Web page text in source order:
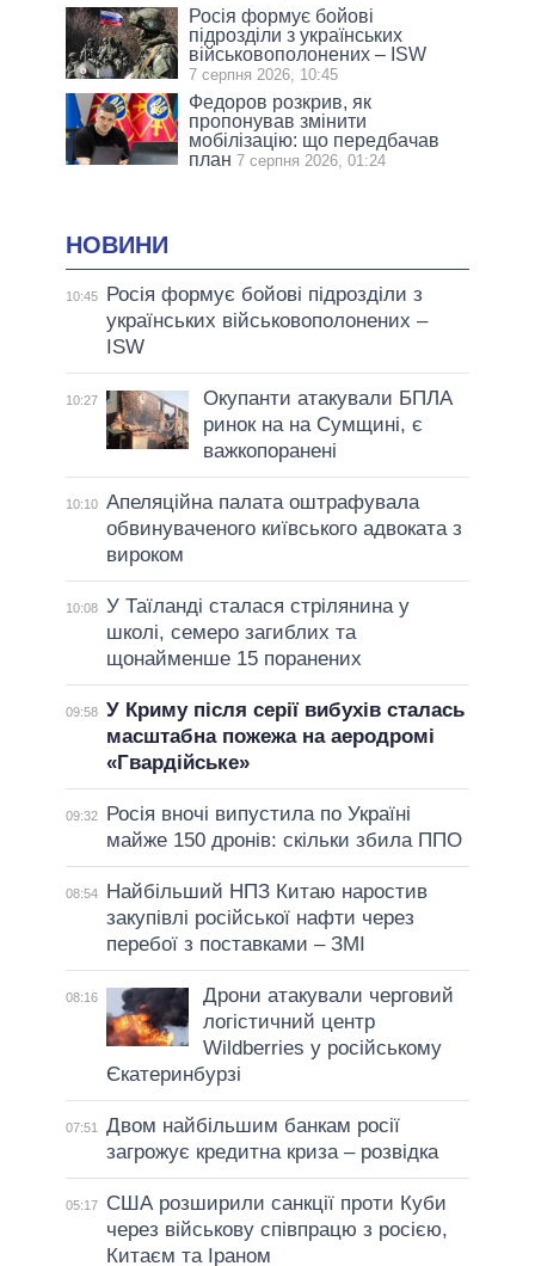
Росія формує бойові
підрозділи з українських
військовополонених – ISW
7 серпня 2026, 10:45
Федоров розкрив, як
пропонував змінити
мобілізацію: що передбачав
план 7 серпня 2026, 01:24
НОВИНИ
10:45
Росія формує бойові підрозділи з
українських військовополонених –
ISW
10:27
Окупанти атакували БПЛА
ринок на на Сумщині, є
важкопоранені
10:10 Апеляційна палата оштрафувала
обвинуваченого київського адвоката з
вироком
10:08 У Таїланді сталася стрілянина у
школі, семеро загиблих та
щонайменше 15 поранених
09:58 У Криму після серії вибухів сталась
масштабна пожежа на аеродромі
«Гвардійське»
09:32
Росія вночі випустила по Україні
майже 150 дронів: скільки збила ППО
08:54
Найбільший НПЗ Китаю наростив
закупівлі російської нафти через
перебої з поставками – ЗМІ
08:16
Дрони атакували черговий
логістичний центр
Wildberries у російському
Єкатеринбурзі
07:51
Двом найбільшим банкам росії
загрожує кредитна криза – розвідка
05:17
США розширили санкції проти Куби
через військову співпрацю з росією,
Китаєм та Іраном